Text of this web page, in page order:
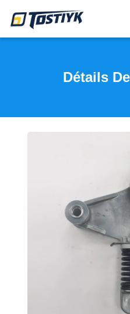
Détails